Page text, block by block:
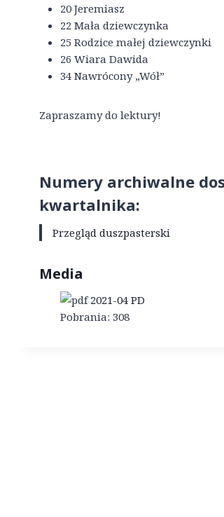
20 Jeremiasz
22 Mała dziewczynka
25 Rodzice małej dziewczynki
26 Wiara Dawida
34 Nawrócony „Wół”
Zapraszamy do lektury!
Numery archiwalne
kwartalnika:
Przegląd duszpasterski
Media
2021-04 PD
Pobrania: 308